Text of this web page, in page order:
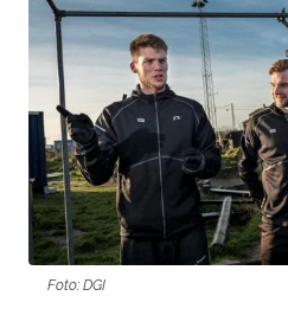
Foto: DGI